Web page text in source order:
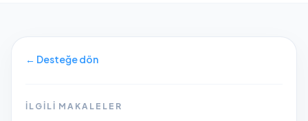
← Desteğe dön
İLGILI MAKALELER